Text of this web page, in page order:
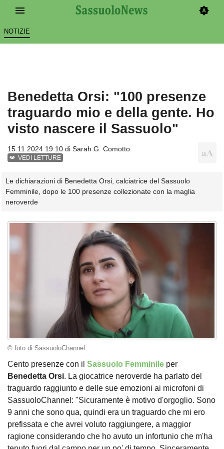
NOTIZIE
Benedetta Orsi: "100 presenze
traguardo mio e della gente. Ho
visto nascere il Sassuolo"
15.11.2024 19:10 di Sarah G. Comotto
VEDI LETTURE
Le dichiarazioni di Benedetta Orsi, calciatrice del Sassuolo
Femminile, dopo le 100 presenze collezionate con la maglia
neroverde
© foto di SassuoloChannel
Cento presenze con il Sassuolo Femminile per
Benedetta Orsi. La giocatrice neroverde ha parlato del
traguardo raggiunto e delle sue emozioni ai microfoni di
SassuoloChannel: "Sicuramente è motivo d'orgoglio. Sono
9 anni che sono qua, quindi era un traguardo che mi ero
prefissata e che avrei voluto raggiungere, a maggior
ragione considerando che ho avuto un infortunio che m'ha